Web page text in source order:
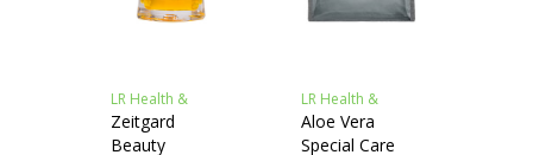
LR Health &
Beauty
Zeitgard
Beauty
LR Health &
Beauty
Aloe Vera
Special Care